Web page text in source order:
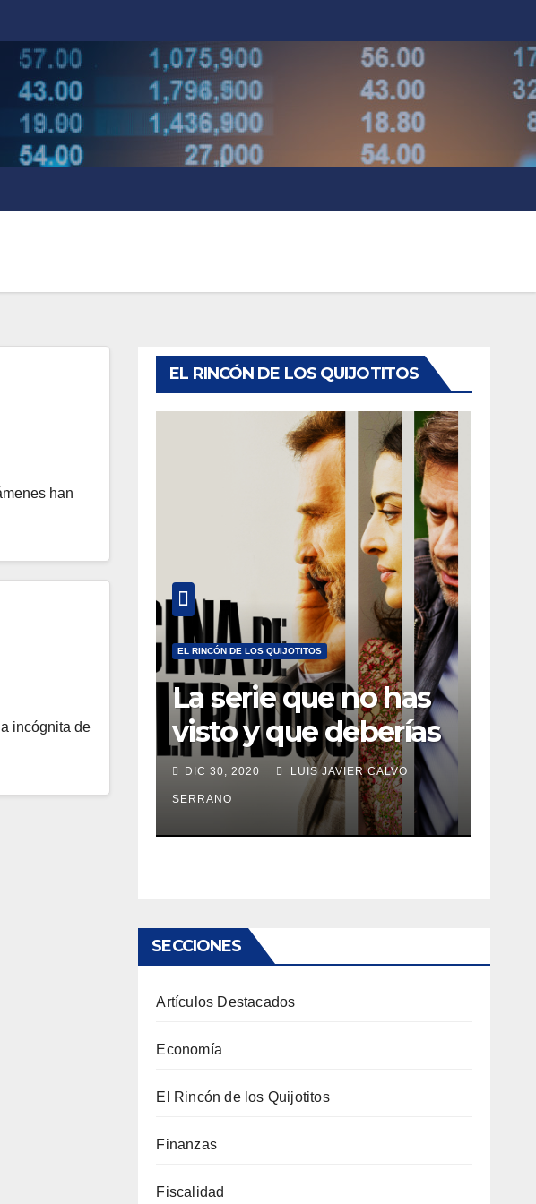
han
incógnita de
EL RINCÓN DE LOS QUIJOTITOS
EL RINCÓN DE LOS QUIJOTITOS
La serie que no has
visto y que deberías
estar viendo
DIC 30, 2020 LUIS JAVIER CALVO
SERRANO
SECCIONES
Artículos Destacados
Economía
El Rincón de los Quijotitos
Finanzas
Fiscalidad